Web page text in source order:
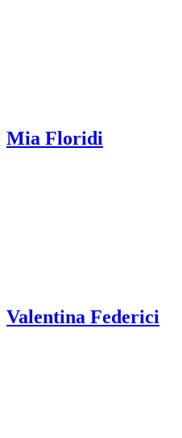
Mia Floridi
Valentina Federici